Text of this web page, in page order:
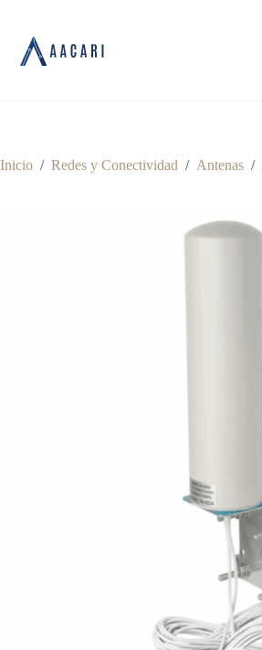
contenido
Inicio / Redes y Conectividad / Antenas /